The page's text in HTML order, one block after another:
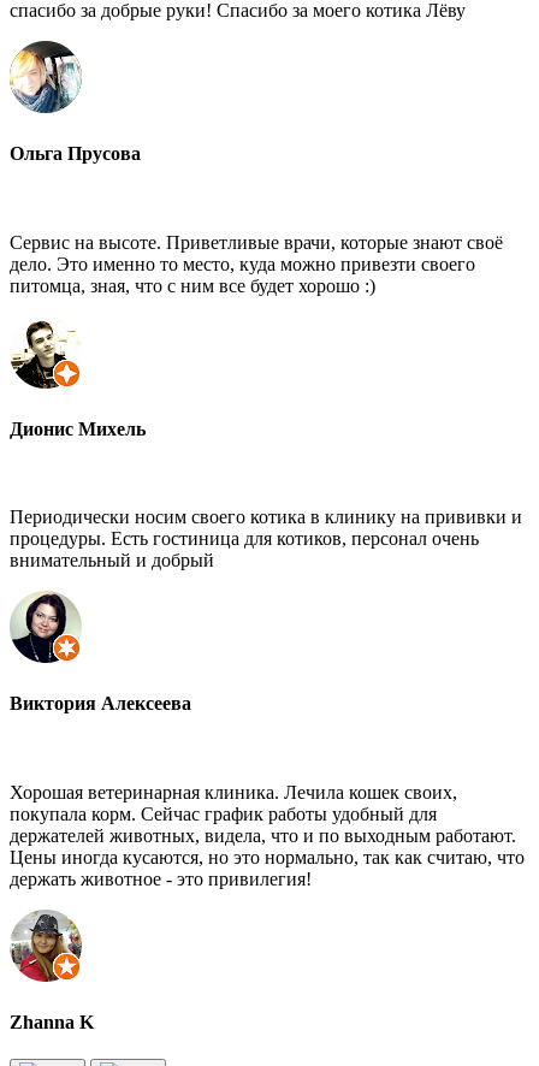
спасибо за добрые руки! Спасибо за моего котика Лёву
Ольга Прусова
Сервис на высоте. Приветливые врачи, которые знают своё
дело. Это именно то место, куда можно привезти своего
питомца, зная, что с ним все будет хорошо :)
Дионис Михель
Периодически носим своего котика в клинику на прививки и
процедуры. Есть гостиница для котиков, персонал очень
внимательный и добрый
Виктория Алексеева
Хорошая ветеринарная клиника. Лечила кошек своих,
покупала корм. Сейчас график работы удобный для
держателей животных, видела, что и по выходным работают.
Цены иногда кусаются, но это нормально, так как считаю, что
держать животное - это привилегия!
Zhanna K